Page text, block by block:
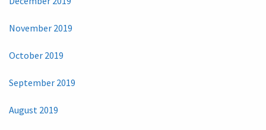
November 2019
October 2019
September 2019
August 2019